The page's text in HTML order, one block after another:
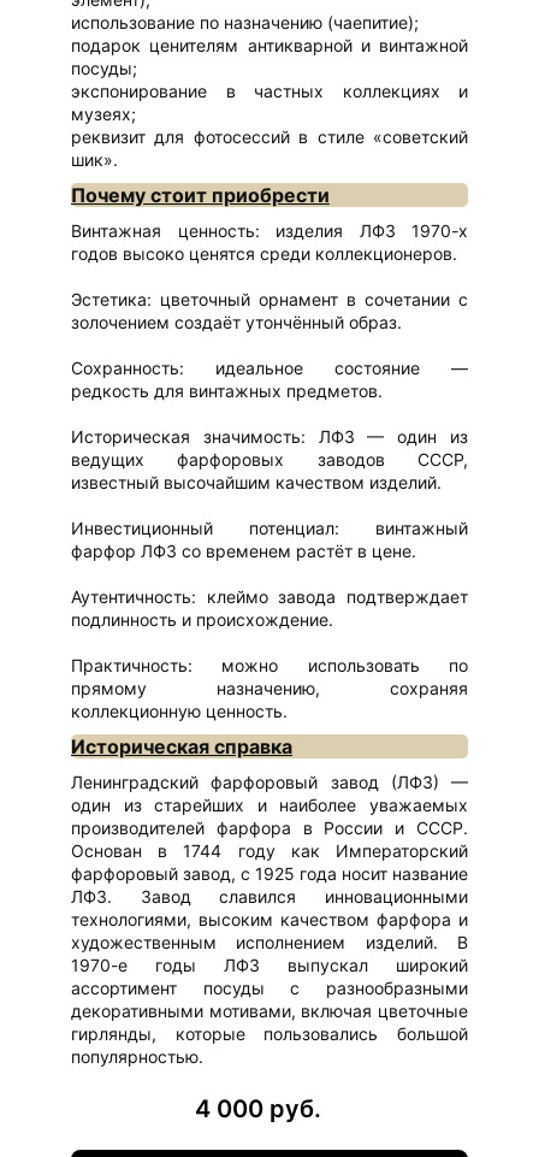
использование по назначению (чаепитие);
подарок ценителям антикварной и винтажной
посуды;
экспонирование в частных коллекциях и
музеях;
реквизит для фотосессий в стиле «советский
шик».
Почему стоит приобрести
Винтажная ценность: изделия ЛФЗ 1970-х
годов высоко ценятся среди коллекционеров.
Эстетика: цветочный орнамент в сочетании с
золочением создаёт утончённый образ.
Сохранность: идеальное состояние —
редкость для винтажных предметов.
Историческая значимость: ЛФЗ — один из
ведущих фарфоровых заводов СССР,
известный высочайшим качеством изделий.
Инвестиционный потенциал: винтажный
фарфор ЛФЗ со временем растёт в цене.
Аутентичность: клеймо завода подтверждает
подлинность и происхождение.
Практичность: можно использовать по
прямому назначению, сохраняя
коллекционную ценность.
Историческая справка
Ленинградский фарфоровый завод (ЛФЗ) —
один из старейших и наиболее уважаемых
производителей фарфора в России и СССР.
Основан в 1744 году как Императорский
фарфоровый завод, с 1925 года носит название
ЛФЗ. Завод славился инновационными
технологиями, высоким качеством фарфора и
художественным исполнением изделий. В
1970-е годы ЛФЗ выпускал широкий
ассортимент посуды с разнообразными
декоративными мотивами, включая цветочные
гирлянды, которые пользовались большой
популярностью.
4 000 руб.